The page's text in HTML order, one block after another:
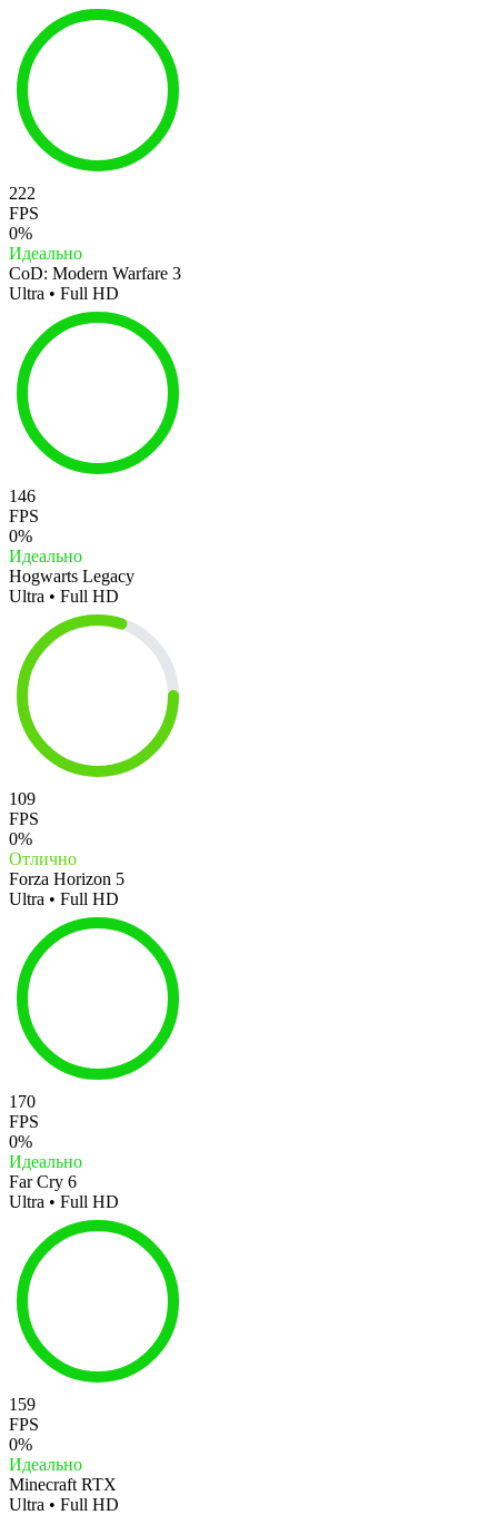
222
FPS
0%
Идеально
CoD: Modern Warfare 3
Ultra • Full HD
146
FPS
0%
Идеально
Hogwarts Legacy
Ultra • Full HD
109
FPS
0%
Отлично
Forza Horizon 5
Ultra • Full HD
170
FPS
0%
Идеально
Far Cry 6
Ultra • Full HD
159
FPS
0%
Идеально
Minecraft RTX
Ultra • Full HD